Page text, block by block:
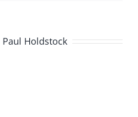
Paul Holdstock